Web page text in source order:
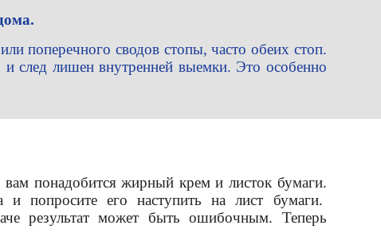
поперечного сводов стопы, часто обеих стоп.
и след лишен внутренней выемки. Это особенно
вам понадобится жирный крем и листок бумаги.
попросите его наступить на лист бумаги.
результат может быть ошибочным. Теперь